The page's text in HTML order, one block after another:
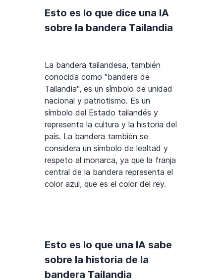
Esto es lo que dice una IA
sobre la bandera Tailandia
La bandera tailandesa, también
conocida como "bandera de
Tailandia", es un símbolo de unidad
nacional y patriotismo. Es un
símbolo del Estado tailandés y
representa la cultura y la historia del
país. La bandera también se
considera un símbolo de lealtad y
respeto al monarca, ya que la franja
central de la bandera representa el
color azul, que es el color del rey.
Esto es lo que una IA sabe
sobre la historia de la
bandera Tailandia